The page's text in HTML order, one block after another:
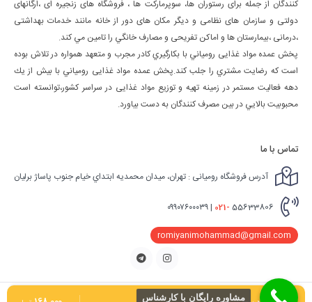
كنندگان از جمله برای رستوران ها، سوپرمارکت ها ، فروشگاه های زنجیره ای ،ارگانهای
دولتی و سازمان های نظامی و دیگر مکان های دور از خانه مانند خدمات بهداشتی
،درمانی ،بیمارستان ها و اماکن تفریحی و مصارف خانگي را تامین مي كند.
پخش عمده مواد غذایی رومياني با بكارگيري كادر مجرب و متعهد همواره در تلاش بوده
است كه رضايت مشتري را جلب كند.پخش عمده مواد غذایی رومياني با بيش از يك
دهه فعاليت مستمر در زمينه تهيه و توزيع مواد غذایی در سراسر كشور،توانسته است
محبوبيت بالايي در بين مصرف كنندگان به دست بياورد.
تماس با ما
آدرس فروشگاه رومیانی : تهران، ميدان محمديه ابتداي خيام جنوب پاساژ برليان
021- 55633806 | ٠٩٩٠٧٦٠٠٠٣٩
romiyanimohammad@gmail.com
اینستاگرام
مشاوره رایگان با کارشناس